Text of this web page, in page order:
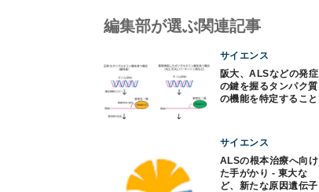
編集部が選ぶ関連記事
サイエンス
阪大、ALSなどの発症
の鍵を握るタンパク質
の機能を特定すること
サイエンス
ALSの根本治療へ向け
た手がかり - 東大な
ど、新たな原因遺伝子